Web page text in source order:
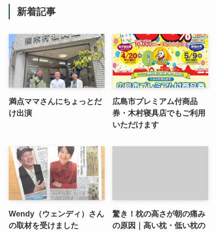
新着記事
満点ママさんにちょっとだ
け出演
広島市プレミアム付商品
券・木村寝具店でもご利用
いただけます
Wendy（ウェンディ）さん
の取材を受けました
驚き！枕の高さが朝の痛み
の原因｜高い枕・低い枕の